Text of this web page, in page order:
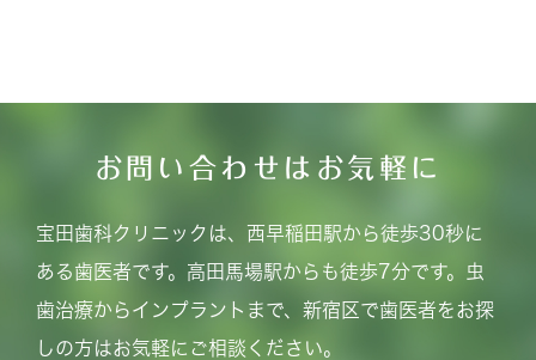
お問い合わせはお気軽に
宝田歯科クリニックは、西早稲田駅から徒歩30秒に
ある歯医者です。高田馬場駅からも徒歩7分です。虫
歯治療からインプラントまで、新宿区で歯医者をお探
しの方はお気軽にご相談ください。